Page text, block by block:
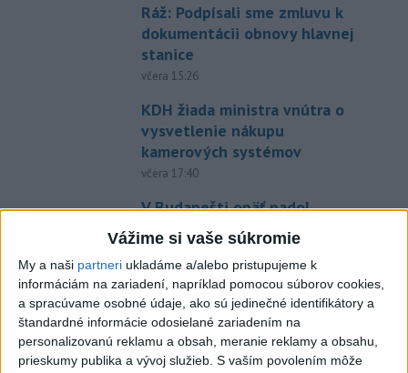
Vážime si vaše súkromie
My a naši partneri ukladáme a/alebo pristupujeme k
informáciám na zariadení, napríklad pomocou súborov cookies,
a spracúvame osobné údaje, ako sú jedinečné identifikátory a
štandardné informácie odosielané zariadením na
personalizovanú reklamu a obsah, meranie reklamy a obsahu,
prieskumy publika a vývoj služieb. S vaším povolením môže
Ráž: Podpísali sme zmluvu k
dokumentácii obnovy hlavnej
stanice
včera 15:26
KDH žiada ministra vnútra o
vysvetlenie nákupu
kamerových systémov
včera 17:40
V Budapešti opäť padol
teplotný rekord, tretí za päť
týždňov
včera 19:15
Twente deklasovalo DAC 6:0 v
prvom zápase 3. predkola
včera 22:03